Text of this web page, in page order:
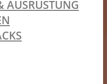
AUSRÜSTUNG